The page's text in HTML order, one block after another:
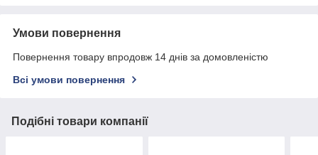
Умови повернення
Повернення товару впродовж 14 днів за домовленістю
Всі умови повернення
Подібні товари компанії